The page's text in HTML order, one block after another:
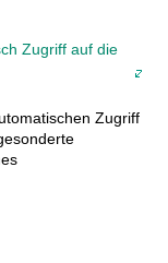
Zugriff auf die
Zugriff